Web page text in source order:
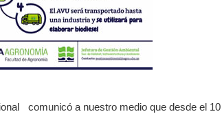
comunicó a nuestro medio que desde el 10